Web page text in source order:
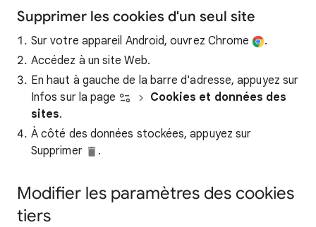
Supprimer les cookies d'un seul site
Sur votre appareil Android, ouvrez Chrome
.
Accédez à un site Web.
En haut à gauche de la barre d'adresse, appuyez sur
Infos sur la page
Cookies et données des
sites.
À côté des données stockées, appuyez sur
Supprimer
.
Modifier les paramètres des cookies
tiers